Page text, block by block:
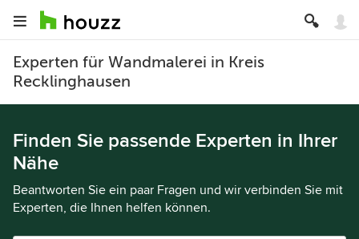
Experten für Wandmalerei in Kreis
Recklinghausen
Finden Sie passende Experten in Ihrer
Nähe
Beantworten Sie ein paar Fragen und wir verbinden Sie mit
Experten, die Ihnen helfen können.